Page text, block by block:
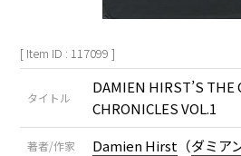
[ Item ID : 117099 ]
タイトル
DAMIEN HIRST’S THE
CHRONICLES VOL.1
著者/作家 Damien Hirst （ダミア